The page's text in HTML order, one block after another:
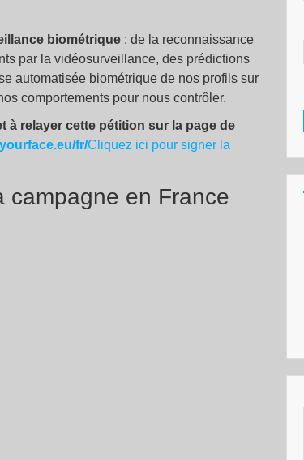
biométrique : de la reconnaissance
par la vidéosurveillance, des prédictions
automatisée biométrique de nos profils sur
comportements pour nous contrôler.
à relayer cette pétition sur la page de
fr/Cliquez ici pour signer la
campagne en France